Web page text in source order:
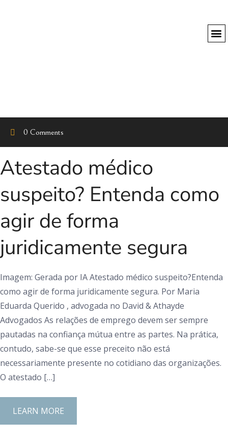
0 Comments
Atestado médico
suspeito? Entenda como
agir de forma
juridicamente segura
Imagem: Gerada por IA Atestado médico suspeito?Entenda
como agir de forma juridicamente segura. Por Maria
Eduarda Querido , advogada no David & Athayde
Advogados As relações de emprego devem ser sempre
pautadas na confiança mútua entre as partes. Na prática,
contudo, sabe-se que esse preceito não está
necessariamente presente no cotidiano das organizações.
O atestado […]
LEARN MORE